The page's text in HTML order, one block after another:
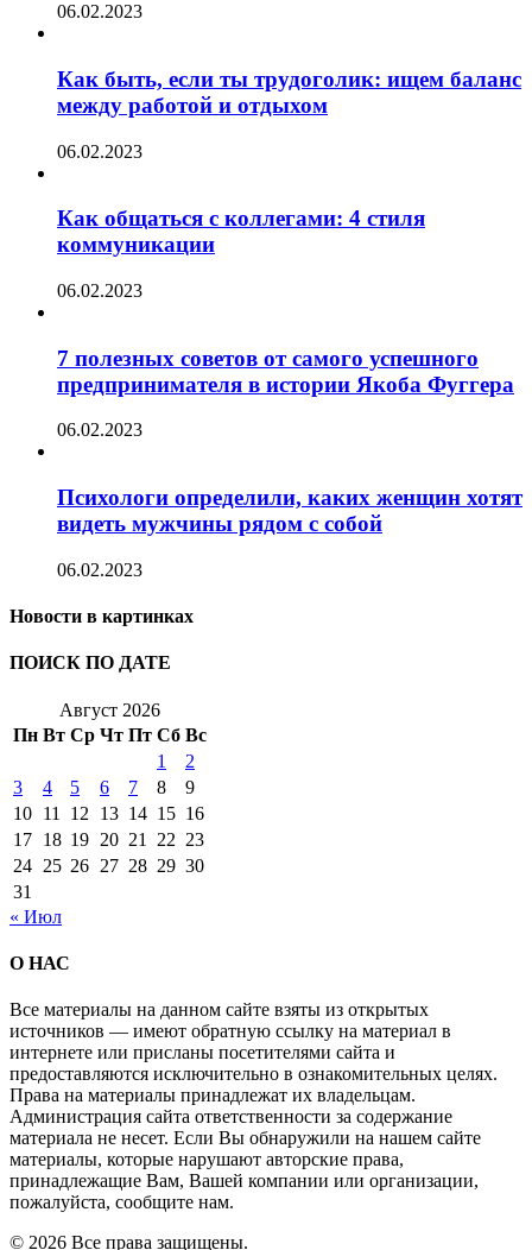
06.02.2023
Как быть, если ты трудоголик: ищем баланс
между работой и отдыхом
06.02.2023
Как общаться с коллегами: 4 стиля
коммуникации
06.02.2023
7 полезных советов от самого успешного
предпринимателя в истории Якоба Фуггера
06.02.2023
Психологи определили, каких женщин хотят
видеть мужчины рядом с собой
06.02.2023
Новости в картинках
ПОИСК ПО ДАТЕ
Август 2026
Пн Вт Ср Чт Пт Сб Вс
1
2
3
4 5 6 7 8
9
10 11 12 13 14 15 16
17 18 19 20 21 22 23
24 25 26 27 28 29 30
31
« Июл
О НАС
Все материалы на данном сайте взяты из открытых
источников — имеют обратную ссылку на материал в
интернете или присланы посетителями сайта и
предоставляются исключительно в ознакомительных целях.
Права на материалы принадлежат их владельцам.
Администрация сайта ответственности за содержание
материала не несет. Если Вы обнаружили на нашем сайте
материалы, которые нарушают авторские права,
принадлежащие Вам, Вашей компании или организации,
пожалуйста, сообщите нам.
© 2026 Все права защищены.